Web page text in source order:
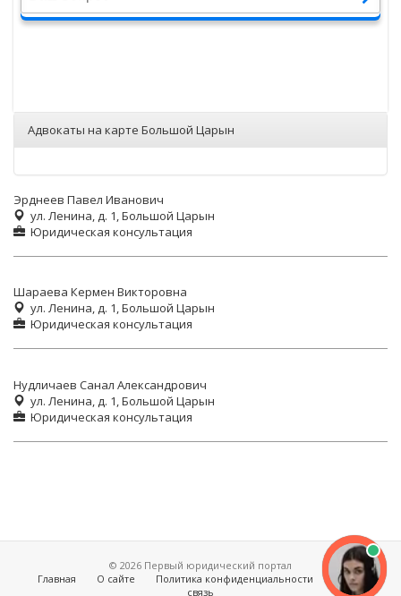
Адвокаты на карте Большой Царын
Эрднеев Павел Иванович
ул. Ленина, д. 1, Большой Царын
Юридическая консультация
Шараева Кермен Викторовна
ул. Ленина, д. 1, Большой Царын
Юридическая консультация
Нудличаев Санал Александрович
ул. Ленина, д. 1, Большой Царын
Юридическая консультация
© 2026 Первый юридический портал
Главная
О сайте Политика конфиденциальности
Обратная
связь